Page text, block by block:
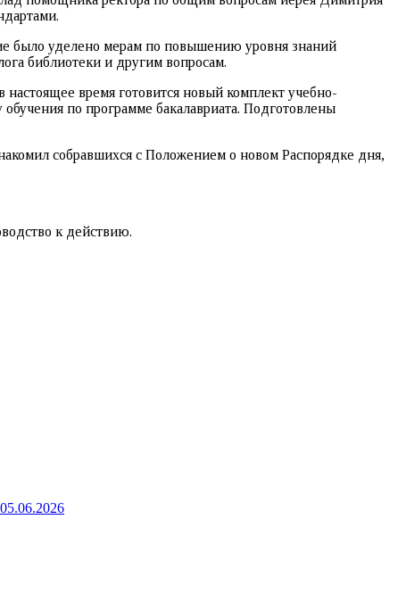
было уделено мерам по повышению уровня знаний
библиотеки и другим вопросам.
время готовится новый комплект учебно-
по программе бакалавриата. Подготовлены
собравшихся с Положением о новом Распорядке дня,
к действию.
05.06.2026